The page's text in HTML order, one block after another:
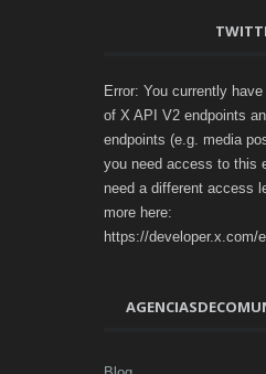
Error: You currently
of X API V2 endpoints
endpoints (e.g. media
you need access to this
need a different access
more here:
https://developer.x.com/